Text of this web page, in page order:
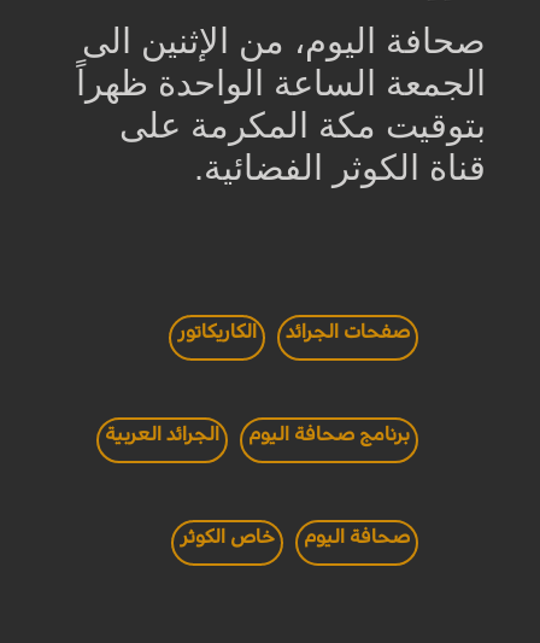
صحافة اليوم، من الإثنين الى
الجمعة الساعة الواحدة ظهراً
بتوقيت مكة المكرمة على
قناة الكوثر الفضائية.
صفحات الجرائد الكاريكاتور
برنامج صحافة اليوم الجرائد العربية
صحافة اليوم خاص الكوثر